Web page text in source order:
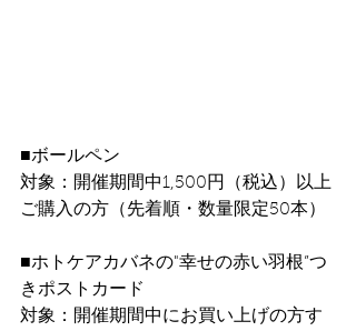
■ボールペン
対象：開催期間中1,500円（税込）以上
ご購入の方（先着順・数量限定50本）
■ホトケアカバネの"幸せの赤い羽根”つ
きポストカード
対象：開催期間中にお買い上げの方す